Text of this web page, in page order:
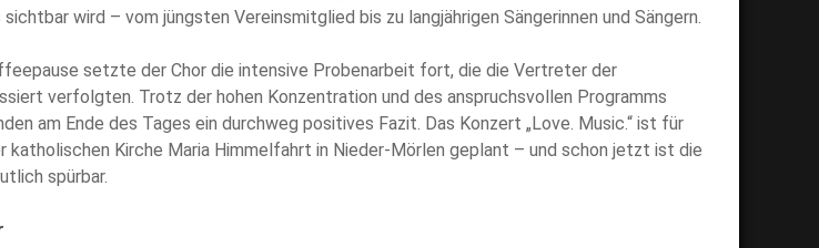
wird – vom jüngsten Vereinsmitglied bis zu langjährigen Sängerinnen und Sängern.
setzte der Chor die intensive Probenarbeit fort, die die Vertreter der
verfolgten. Trotz der hohen Konzentration und des anspruchsvollen Programms
am Ende des Tages ein durchweg positives Fazit. Das Konzert „Love. Music.“ ist für
katholischen Kirche Maria Himmelfahrt in Nieder-Mörlen geplant – und schon jetzt ist die
spürbar.